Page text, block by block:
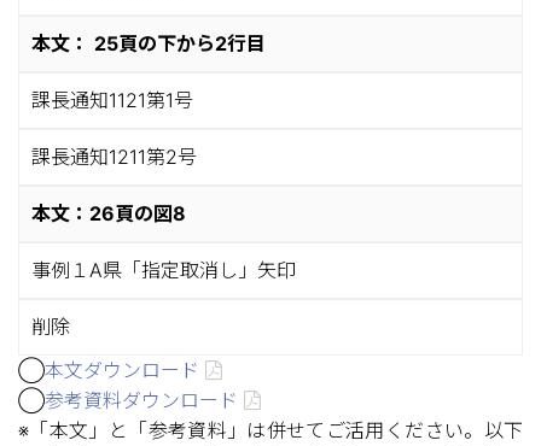
本文： 25頁の下から2行目
課長通知1121第1号
課長通知1211第2号
本文：26頁の図8
事例１A県「指定取消し」矢印
削除
◯本文ダウンロード
◯参考資料ダウンロード
※「本文」と「参考資料」は併せてご活用ください。以下